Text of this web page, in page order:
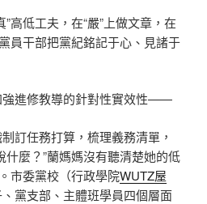
高低工夫，在“嚴”上做文章，在
員干部把黨紀銘記于心、見諸于
強進修教導的針對性實效性——
訂任務打算，梳理義務清單，
什麼？”蘭媽媽沒有聽清楚她的低
市委黨校（行政學院WUTZ屋
黨支部、主體班學員四個層面